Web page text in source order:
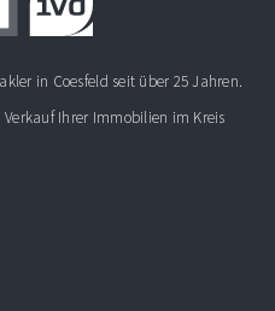
in Coesfeld seit über 25 Jahren.
Ihrer Immobilien im Kreis